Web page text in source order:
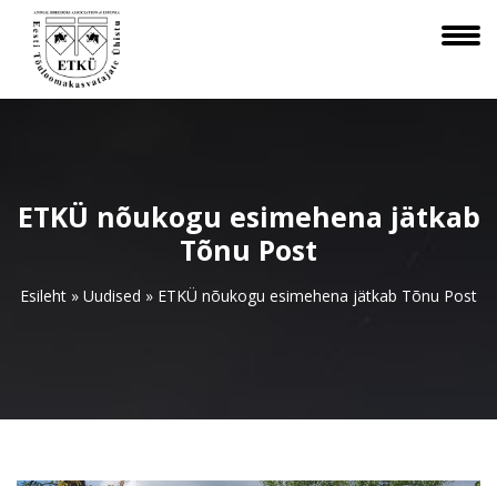
ETKÜ nõukogu esimehena jätkab
Tõnu Post
Esileht » Uudised » ETKÜ nõukogu esimehena jätkab Tõnu Post